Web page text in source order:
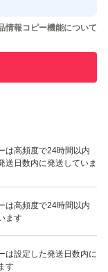
禁止されていま
なりますので個人
。
確実に良品質だと
れていきますが、
た実績があります
があります
は高頻度で24時間以内
送日数内に発送していま
は高頻度で24時間以内
ます
は設定した発送日数内に
す
情報コピー機能について
いいね！
5,500